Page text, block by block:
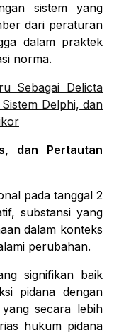
sistem yang
dari peraturan
dalam praktek
norma.
Sebagai Delicta
Delphi, dan
dan Pertautan
pada tanggal 2
substansi yang
dalam konteks
perubahan.
signifikan baik
pidana dengan
secara lebih
hukum pidana